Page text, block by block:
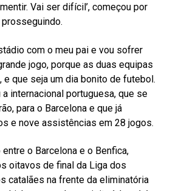
Vai ser difícil’, começou por
com o meu pai e vou sofrer
jogo, porque as duas equipas
e que seja um dia bonito de futebol.
a internacional portuguesa, que se
para o Barcelona e que já
e nove assistências em 28 jogos.
o Barcelona e o Benfica,
oitavos de final da Liga dos
catalães na frente da eliminatória